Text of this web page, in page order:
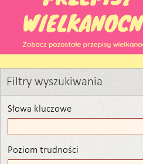
Filtry wyszukiwania
Słowa kluczowe
Poziom trudności